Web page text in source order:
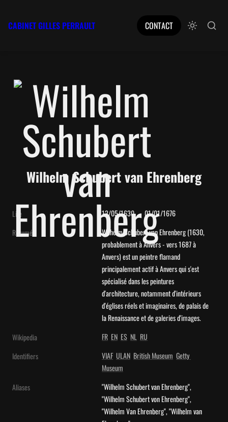
CABINET GILLES PERRAULT CONTACT
Wilhelm Schubert van Ehrenberg
Life
12/05/1630 → 01/01/1676
Résumé
Wilhelm Schubert van Ehrenberg (1630,
probablement à Anvers - vers 1687 à
Anvers) est un peintre flamand
principalement actif à Anvers qui s'est
spécialisé dans les peintures
d'architecture, notamment d'intérieurs
d'églises réels et imaginaires, de palais de
la Renaissance et de galeries d'images.
Wikipedia
FR EN ES NL RU
Identifiers
VIAF ULAN British Museum Getty
Museum
Aliases
"Wilhelm Schubert van Ehrenberg",
"Wilhelm Schubert von Ehrenberg",
"Wilhelm Van Ehrenberg", "Wilhelm van